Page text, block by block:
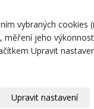
Naše knihy
vybraných cookies
jeho
Upravit
Upravit nastavení